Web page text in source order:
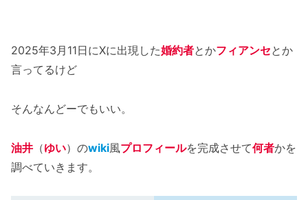
2025年3月11日にXに出現した婚約者とかフィアンセとか
言ってるけど
そんなんどーでもいい。
油井 （ゆい）のwiki風プロフィールを完成させて何者かを
調べていきます。